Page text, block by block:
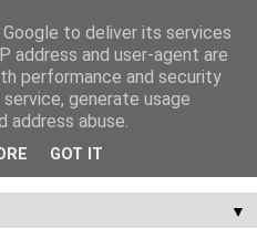
▼
to deliver its services
address and user-agent are
performance and security
generate usage
abuse.
GOT IT